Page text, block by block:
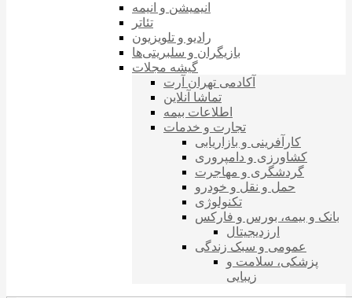
انیمیشن و انیمه
تئاتر
رادیو و تلویزیون
بازیگران و سلبریتی‌ها
گیشه مجلات
آکادمی تهران آرت
تماشا آنلاین
اطلاعات بیمه
تجارت و خدمات
کارآفرینی و بازاریابی
کشاورزی و دامپروری
گردشگری و مهاجرت
حمل و نقل و خودرو
تکنولوژی
بانک و بیمه، بورس و فارکس
ارزدیجیتال
عمومی و سبک زندگی
پزشکی، سلامت و
زیبایی